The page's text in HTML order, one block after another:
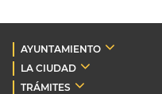
AYUNTAMIENTO
LA CIUDAD
TRÁMITES